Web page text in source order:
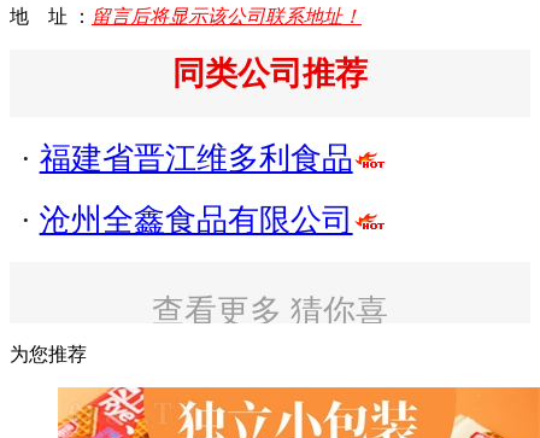
地 址 ： 留言后将显示该公司联系地址！
同类公司推荐
· 福建省晋江维多利食品
· 沧州全鑫食品有限公司
查看更多 猜你喜
为您推荐